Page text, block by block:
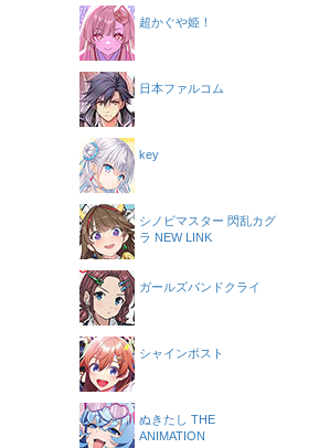
超かぐや姫！
日本ファルコム
key
シノビマスター 閃乱カグ
ラ NEW LINK
ガールズバンドクライ
シャインポスト
ぬきたし THE
ANIMATION